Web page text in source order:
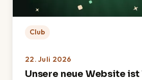
Club
22. Juli 2026
Unsere neue Website ist